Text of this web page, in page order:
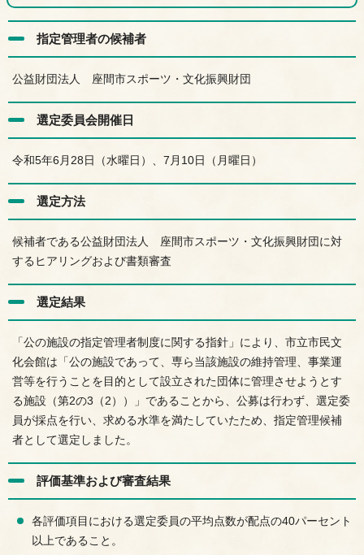
指定管理者の候補者
公益財団法人 座間市スポーツ・文化振興財団
選定委員会開催日
令和5年6月28日（水曜日）、7月10日（月曜日）
選定方法
候補者である公益財団法人 座間市スポーツ・文化振興財団に対
するヒアリングおよび書類審査
選定結果
「公の施設の指定管理者制度に関する指針」により、市立市民文
化会館は「公の施設であって、専ら当該施設の維持管理、事業運
営等を行うことを目的として設立された団体に管理させようとす
る施設（第2の3（2））」であることから、公募は行わず、選定委
員が採点を行い、求める水準を満たしていたため、指定管理候補
者として選定しました。
評価基準および審査結果
各評価項目における選定委員の平均点数が配点の40パーセント
以上であること。